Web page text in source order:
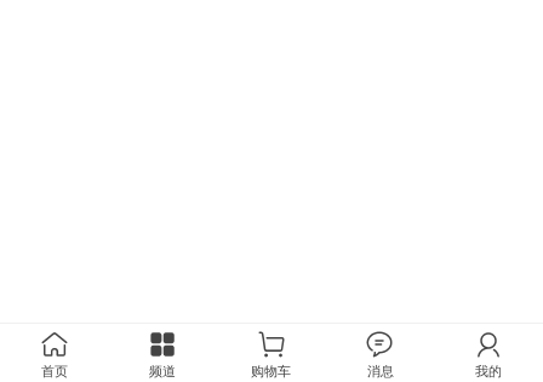
首页 频道 购物车 消息 我的